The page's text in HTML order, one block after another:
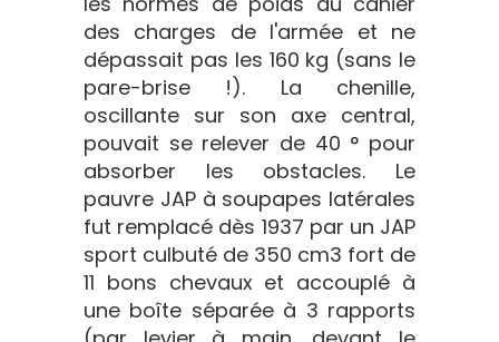
des charges de l'armée et ne
dépassait pas les 160 kg (sans le
pare-brise !). La chenille,
oscillante sur son axe central,
pouvait se relever de 40 ° pour
absorber les obstacles. Le
pauvre JAP à soupapes latérales
fut remplacé dès 1937 par un JAP
sport culbuté de 350 cm3 fort de
11 bons chevaux et accouplé à
une boîte séparée à 3 rapports